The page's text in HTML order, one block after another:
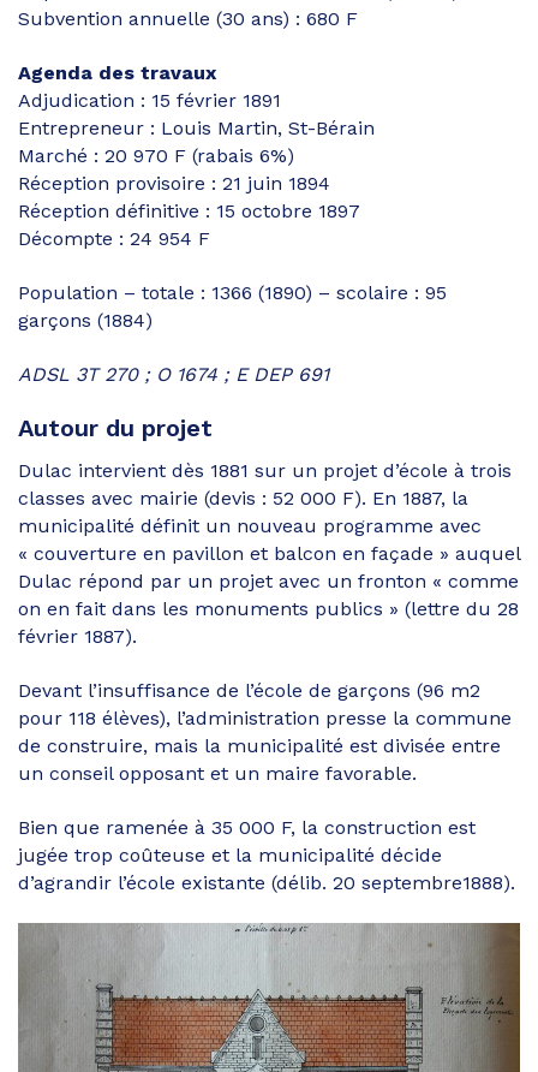
Subvention annuelle (30 ans) : 680 F
Agenda des travaux
Adjudication : 15 février 1891
Entrepreneur : Louis Martin, St-Bérain
Marché : 20 970 F (rabais 6%)
Réception provisoire : 21 juin 1894
Réception définitive : 15 octobre 1897
Décompte : 24 954 F
Population – totale : 1366 (1890) – scolaire : 95
garçons (1884)
ADSL 3T 270 ; O 1674 ; E DEP 691
Autour du projet
Dulac intervient dès 1881 sur un projet d’école à trois
classes avec mairie (devis : 52 000 F). En 1887, la
municipalité définit un nouveau programme avec
« couverture en pavillon et balcon en façade » auquel
Dulac répond par un projet avec un fronton « comme
on en fait dans les monuments publics » (lettre du 28
février 1887).
Devant l’insuffisance de l’école de garçons (96 m2
pour 118 élèves), l’administration presse la commune
de construire, mais la municipalité est divisée entre
un conseil opposant et un maire favorable.
Bien que ramenée à 35 000 F, la construction est
jugée trop coûteuse et la municipalité décide
d’agrandir l’école existante (délib. 20 septembre1888).